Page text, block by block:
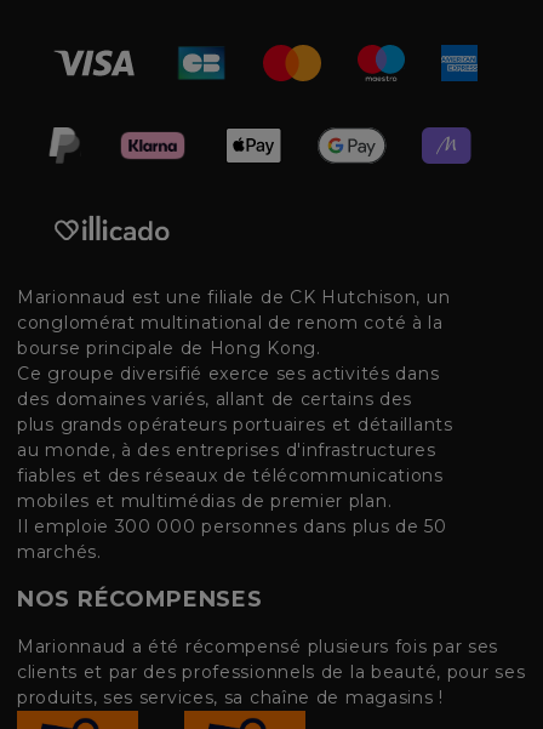
Marionnaud est une filiale de CK Hutchison, un
conglomérat multinational de renom coté à la
bourse principale de Hong Kong.
Ce groupe diversifié exerce ses activités dans
des domaines variés, allant de certains des
plus grands opérateurs portuaires et détaillants
au monde, à des entreprises d'infrastructures
fiables et des réseaux de télécommunications
mobiles et multimédias de premier plan.
Il emploie 300 000 personnes dans plus de 50
marchés.
NOS RÉCOMPENSES
Marionnaud a été récompensé plusieurs fois par ses
clients et par des professionnels de la beauté, pour ses
produits, ses services, sa chaîne de magasins !